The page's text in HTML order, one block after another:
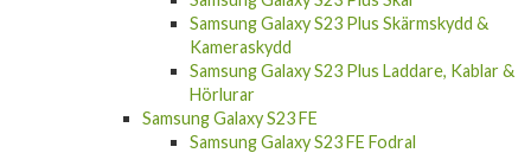
Samsung Galaxy S23 Plus Skärmskydd &
Kameraskydd
Samsung Galaxy S23 Plus Laddare, Kablar &
Hörlurar
Samsung Galaxy S23 FE
Samsung Galaxy S23 FE Fodral